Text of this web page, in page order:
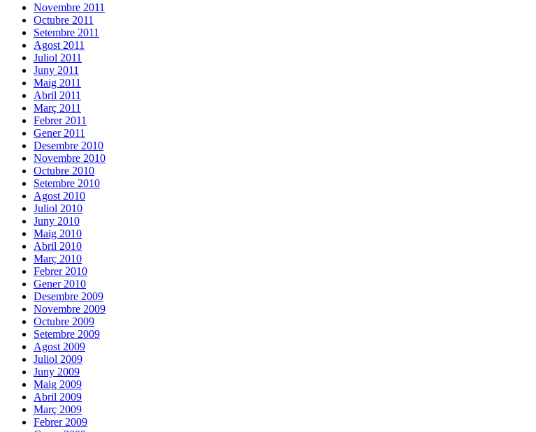
Novembre 2011
Octubre 2011
Setembre 2011
Agost 2011
Juliol 2011
Juny 2011
Maig 2011
Abril 2011
Març 2011
Febrer 2011
Gener 2011
Desembre 2010
Novembre 2010
Octubre 2010
Setembre 2010
Agost 2010
Juliol 2010
Juny 2010
Maig 2010
Abril 2010
Març 2010
Febrer 2010
Gener 2010
Desembre 2009
Novembre 2009
Octubre 2009
Setembre 2009
Agost 2009
Juliol 2009
Juny 2009
Maig 2009
Abril 2009
Març 2009
Febrer 2009